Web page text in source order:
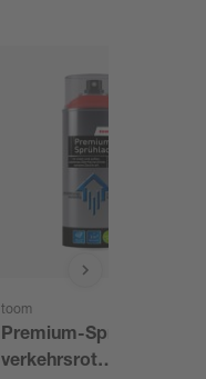
toom
Premium-Sprühlack
verkehrsrot